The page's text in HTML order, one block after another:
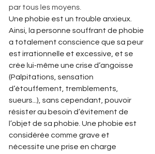
par tous les moyens.
Une phobie est un trouble anxieux.
Ainsi, la personne souffrant de phobie
a totalement conscience que sa peur
est irrationnelle et excessive, et se
crée lui-même une crise d’angoisse
(Palpitations, sensation
d’étouffement, tremblements,
sueurs...), sans cependant, pouvoir
résister au besoin d’évitement de
l’objet de sa phobie. Une phobie est
considérée comme grave et
nécessite une prise en charge